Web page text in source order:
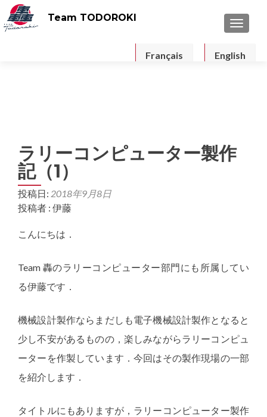
ナビゲ
Team TODOROKI
English
Français
ラリーコンピューター製作
記（1）
投稿日: 2018年9月8日
投稿者 : 伊藤
こんにちは．
Team 轟のラリーコンピューター部門にも所属してい
る伊藤です．
機械設計製作ならまだしも電子機械設計製作となると
少し不安があるものの，楽しみながらラリーコンピュ
ーターを作製しています．今回はその製作現場の一部
を紹介します．
タイトルにもありますが，ラリーコンピューター製作